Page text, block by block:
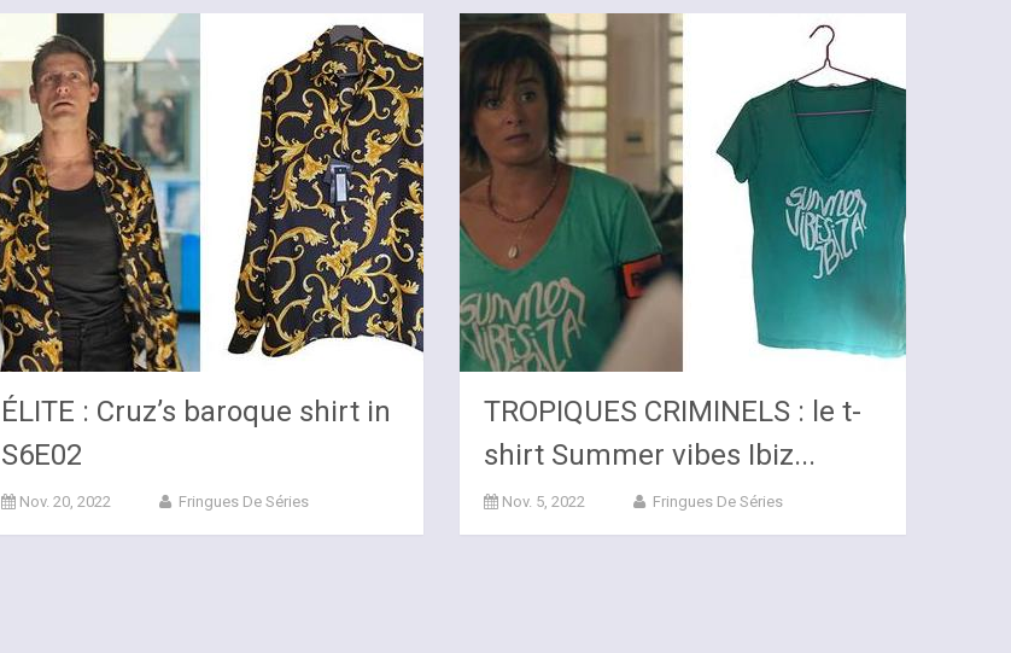
ÉLITE : Cruz’s baroque shirt in
S6E02
Nov. 20, 2022 Fringues De Séries
TROPIQUES CRIMINELS : le t-
shirt Summer vibes Ibiz...
Nov. 5, 2022 Fringues De Séries